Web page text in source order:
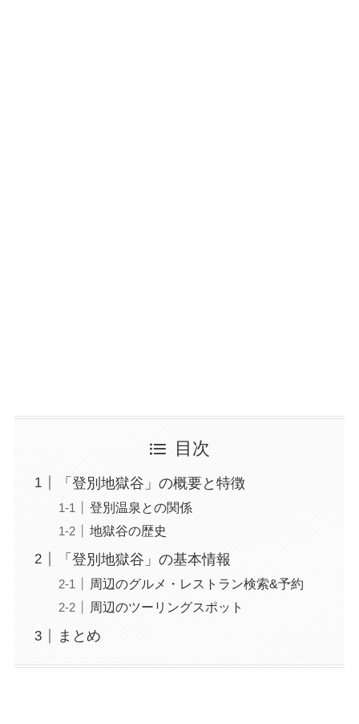
目次
「登別地獄谷」の概要と特徴
登別温泉との関係
地獄谷の歴史
「登別地獄谷」の基本情報
周辺のグルメ・レストラン検索&予約
周辺のツーリングスポット
まとめ